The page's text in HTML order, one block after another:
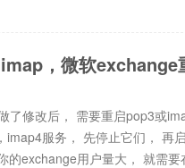
，微软exchange
了修改后， 需要重启pop3或
服务， 先停止它们， 再启
的exchange用户量大， 就需要